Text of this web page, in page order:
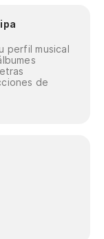
perfil musical
de